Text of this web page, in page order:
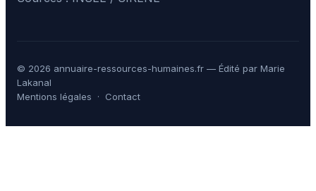
© 2026 annuaire-ressources-humaines.fr — Édité par Marie
Lakanal
Mentions légales · Contact